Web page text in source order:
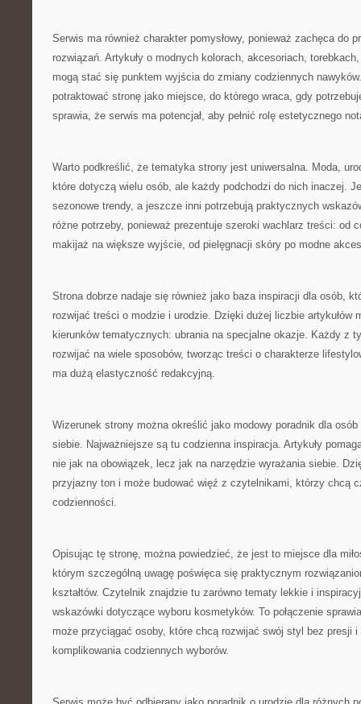
Serwis ma również charakter pomysłowy, ponieważ zachęca do
rozwiązań. Artykuły o modnych kolorach, akcesoriach,
mogą stać się punktem wyjścia do zmiany codziennych
potraktować stronę jako miejsce, do którego wraca, gdy
sprawia, że serwis ma potencjał, aby pełnić rolę estetycznego
Warto podkreślić, że tematyka strony jest uniwersalna. Moda,
które dotyczą wielu osób, ale każdy podchodzi do nich inaczej.
sezonowe trendy, a jeszcze inni potrzebują praktycznych
różne potrzeby, ponieważ prezentuje szeroki wachlarz treści: od
makijaż na większe wyjście, od pielęgnacji skóry po modne
Strona dobrze nadaje się również jako baza inspiracji dla osób,
rozwijać treści o modzie i urodzie. Dzięki dużej liczbie artykułów
kierunków tematycznych: ubrania na specjalne okazje. Każdy z
rozwijać na wiele sposobów, tworząc treści o charakterze
ma dużą elastyczność redakcyjną.
Wizerunek strony można określić jako modowy poradnik dla
siebie. Najważniejsze są tu codzienna inspiracja. Artykuły
nie jak na obowiązek, lecz jak na narzędzie wyrażania siebie.
przyjazny ton i może budować więź z czytelnikami, którzy chcą
codzienności.
Opisując tę stronę, można powiedzieć, że jest to miejsce dla
którym szczególną uwagę poświęca się praktycznym
kształtów. Czytelnik znajdzie tu zarówno tematy lekkie i
wskazówki dotyczące wyboru kosmetyków. To połączenie
może przyciągać osoby, które chcą rozwijać swój styl bez presji i
komplikowania codziennych wyborów.